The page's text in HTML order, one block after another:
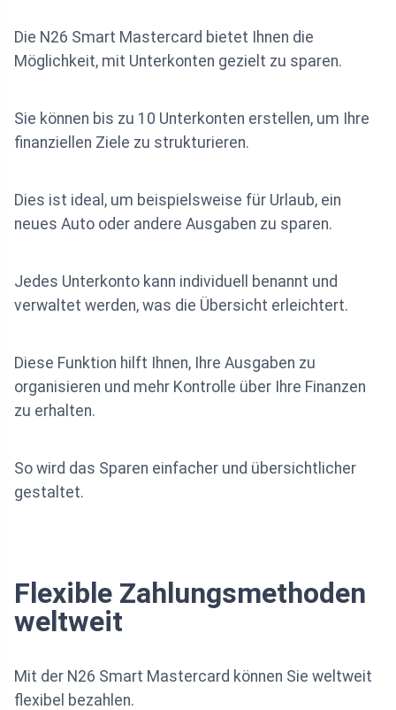
Die N26 Smart Mastercard bietet Ihnen die
Möglichkeit, mit Unterkonten gezielt zu sparen.
Sie können bis zu 10 Unterkonten erstellen, um Ihre
finanziellen Ziele zu strukturieren.
Dies ist ideal, um beispielsweise für Urlaub, ein
neues Auto oder andere Ausgaben zu sparen.
Jedes Unterkonto kann individuell benannt und
verwaltet werden, was die Übersicht erleichtert.
Diese Funktion hilft Ihnen, Ihre Ausgaben zu
organisieren und mehr Kontrolle über Ihre Finanzen
zu erhalten.
So wird das Sparen einfacher und übersichtlicher
gestaltet.
Flexible Zahlungsmethoden
weltweit
Mit der N26 Smart Mastercard können Sie weltweit
flexibel bezahlen.